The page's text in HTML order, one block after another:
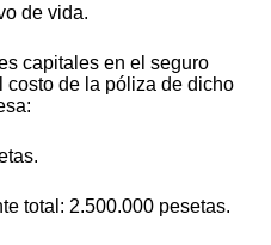
de vida.
capitales en el seguro
de la póliza de dicho
total: 2.500.000 pesetas.